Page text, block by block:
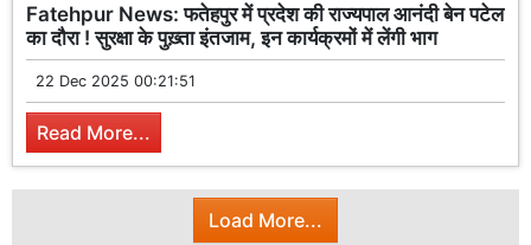
Fatehpur News: फतेहपुर में प्रदेश की राज्यपाल आनंदी बेन पटेल
का दौरा ! सुरक्षा के पुख़्ता इंतजाम, इन कार्यक्रमों में लेंगी भाग
22 Dec 2025 00:21:51
Read More...
Load More...